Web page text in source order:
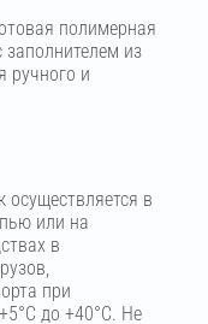
полимерная
из
ручного и
осуществляется в
или на
в
при
до +40°С. Не